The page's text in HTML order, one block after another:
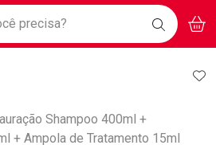
e aproveite Ofertas Exclusivas!
BAIXE
O APP
precisa? BUSCAR